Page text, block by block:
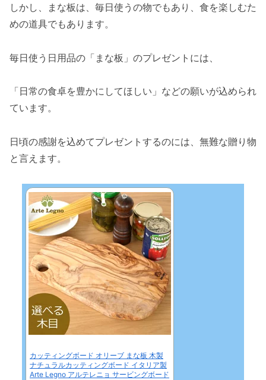
しかし、まな板は、毎日使うの物でもあり、食を楽しむた
めの道具でもあります。
毎日使う日用品の「まな板」のプレゼントには、
「日常の食卓を豊かにしてほしい」などの願いが込められ
ています。
日頃の感謝を込めてプレゼントするのには、無難な贈り物
と言えます。
カッティングボード オリーブ まな板 木製
ナチュラルカッティングボード イタリア製
Arte Legno アルテレニョ サービングボード